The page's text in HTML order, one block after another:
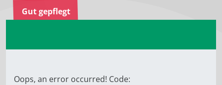
Gut gepflegt
Oops, an error occurred! Code: